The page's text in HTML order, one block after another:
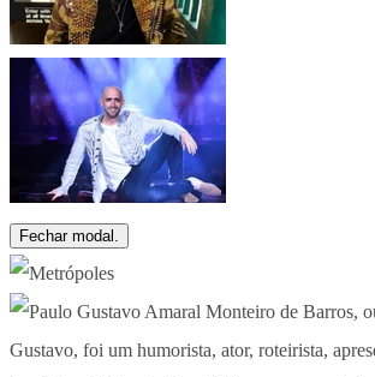
Fechar modal.